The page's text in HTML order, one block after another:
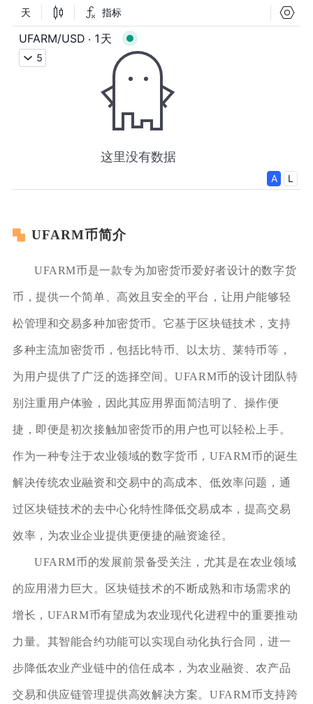
UFARM币简介
UFARM币是一款专为加密货币爱好者设计的数字货
币，提供一个简单、高效且安全的平台，让用户能够轻
松管理和交易多种加密货币。它基于区块链技术，支持
多种主流加密货币，包括比特币、以太坊、莱特币等，
为用户提供了广泛的选择空间。UFARM币的设计团队特
别注重用户体验，因此其应用界面简洁明了、操作便
捷，即便是初次接触加密货币的用户也可以轻松上手。
作为一种专注于农业领域的数字货币，UFARM币的诞生
解决传统农业融资和交易中的高成本、低效率问题，通
过区块链技术的去中心化特性降低交易成本，提高交易
效率，为农业企业提供更便捷的融资途径。
UFARM币的发展前景备受关注，尤其是在农业领域
的应用潜力巨大。区块链技术的不断成熟和市场需求的
增长，UFARM币有望成为农业现代化进程中的重要推动
力量。其智能合约功能可以实现自动化执行合同，进一
步降低农业产业链中的信任成本，为农业融资、农产品
交易和供应链管理提供高效解决方案。UFARM币支持跨